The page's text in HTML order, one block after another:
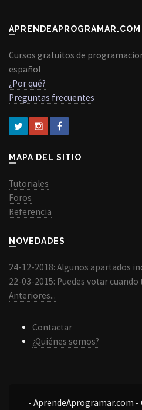
APRENDEAPROGRAMAR.COM
Cursos gratuitos de
español
¿Por qué?
Preguntas frecuentes
MAPA DEL SITIO
Tutoriales
Foros
Referencia
NOVEDADES
24-12-2018: Algunos apartados
22-03-2015: Puedes votar
Anteriores...
Contactar
¿Quiénes somos?
- AprendeAprogramar.com -